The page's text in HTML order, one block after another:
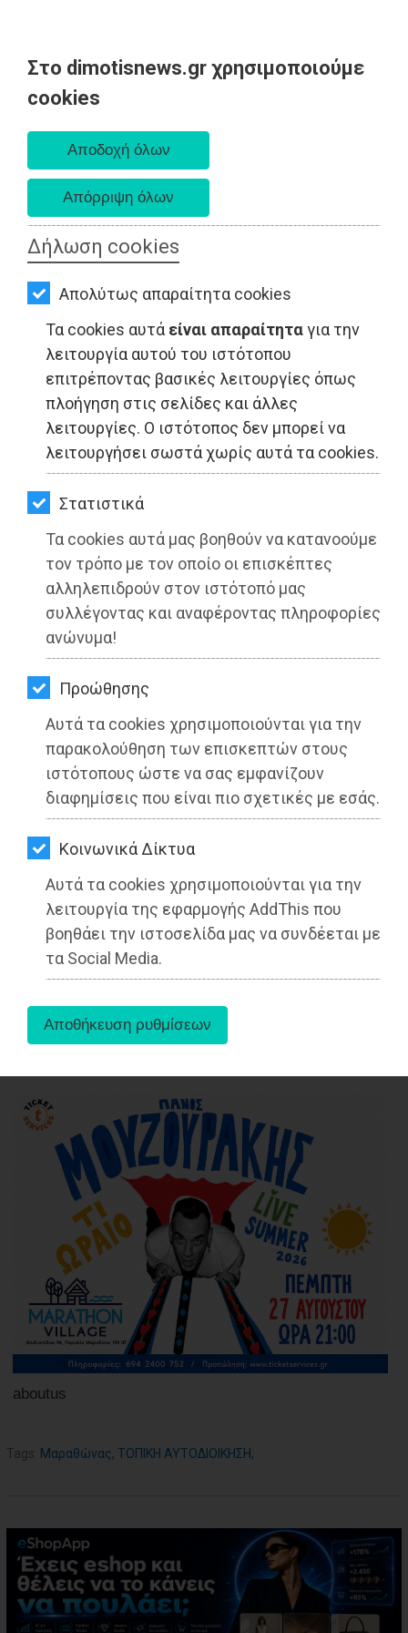
Στο dimotisnews.gr χρησιμοποιούμε
cookies
Δήλωση cookies
Απολύτως απαραίτητα cookies
Τα cookies αυτά είναι απαραίτηταγια την
λειτουργία αυτού του ιστότοπου
επιτρέποντας βασικές λειτουργίες όπως
πλοήγηση στις σελίδες και άλλες
λειτουργίες. Ο ιστότοπος δεν μπορεί να
λειτουργήσει σωστά χωρίς αυτά τα cookies.
Στατιστικά
Τα cookies αυτά μας βοηθούν να κατανοούμε
τον τρόπο με τον οποίο οι επισκέπτες
αλληλεπιδρούν στον ιστότοπό μας
συλλέγοντας και αναφέροντας πληροφορίες
ανώνυμα!
Προώθησης
Αυτά τα cookies χρησιμοποιούνται για την
παρακολούθηση των επισκεπτών στους
ιστότοπους ώστε να σας εμφανίζουν
διαφημίσεις που είναι πιο σχετικές με εσάς.
Kοινωνικά Δίκτυα
Αυτά τα cookies χρησιμοποιούνται για την
λειτουργία της εφαρμογής AddThis που
βοηθάει την ιστοσελίδα μας να συνδέεται με
τα Social Media.
AΡΧΙΚΗ
ΕΙΔΗΣΕΙΣ
ΠΟΛΙΤΙΚΗ
ΤΟΠΙΚΗ
ΑΥΤΟΔΙΟΙΚΗΣΗ
ΟΙΚΟΝΟΜΙΑ
ΑΘΛΗΤΙΣΜΟΣ
ΠΟΛΙΤΙΣΜΟΣ
ΣΠΙΤΙ-
ΚΗΠΟΣ
ΥΓΕΙΑ
LIFESTYLE
ΤΑΞΙΔΙΑ
ΕΞΟΔΟΣ
ΠΕΡΙΒΑΛΛΟΝ
ΚΑΤΟΙΚΙΔΙΟ
ΑΓΓΕΛΙΕΣ
ΕΦΗΜΕΡΙΔΕΣ
OΔΗΓΟΣ
ΑΓΟΡΑΣ
ΨΙΘΥΡΟΙ
ΑΠΟΣΤΟΛΗ
ΑΡΘΡΩΝ
ΤΟΠΙΚΗ ΑΥΤΟΔΙΟΙΚΗΣΗ - Μαραθώνας
ΔΗΜΟΣ ΜΑΡΑΘΩΝΟΣ: Διακοπή
υδροδότησης στην παραλία Βαρνάβα
λόγω βλάβης στον τροφοδοτικό
αγωγό
Διαβάστηκε 4115 φορές
27-05-2025
Από τo Dimotisnews
aboutus
Tags: Μαραθώνας, ΤΟΠΙΚΗ ΑΥΤΟΔΙΟΙΚΗΣΗ,